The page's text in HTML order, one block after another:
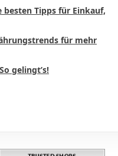
besten Tipps für Einkauf,
für mehr
gelingt’s!